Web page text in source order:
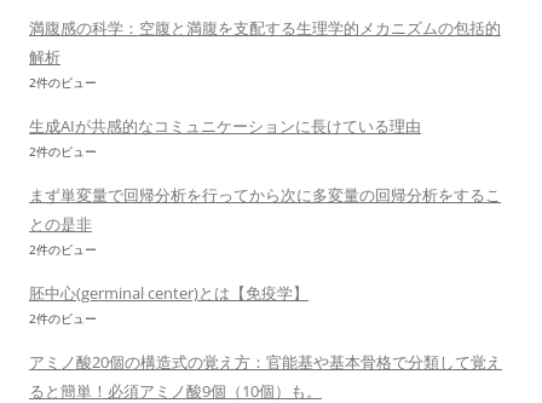
満腹感の科学：空腹と満腹を支配する生理学的メカニズムの包括的
解析
2件のビュー
生成AIが共感的なコミュニケーションに長けている理由
2件のビュー
まず単変量で回帰分析を行ってから次に多変量の回帰分析をするこ
との是非
2件のビュー
胚中心(germinal center)とは【免疫学】
2件のビュー
アミノ酸20個の構造式の覚え方：官能基や基本骨格で分類して覚え
ると簡単！必須アミノ酸9個（10個）も。